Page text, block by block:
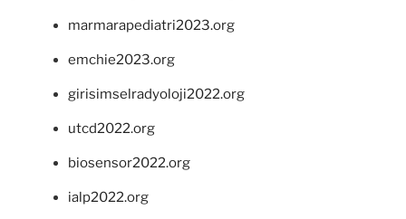
marmarapediatri2023.org
emchie2023.org
girisimselradyoloji2022.org
utcd2022.org
biosensor2022.org
ialp2022.org